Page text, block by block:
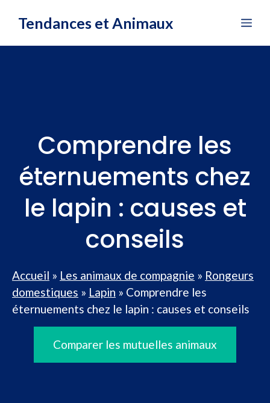
Tendances et Animaux
Comprendre les
éternuements chez
le lapin : causes et
conseils
Accueil » Les animaux de compagnie » Rongeurs
domestiques » Lapin » Comprendre les
éternuements chez le lapin : causes et conseils
Comparer les mutuelles animaux